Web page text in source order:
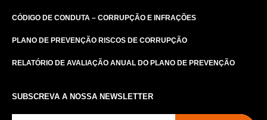
CÓDIGO DE CONDUTA – CORRUPÇÃO E INFRAÇÕES
PLANO DE PREVENÇÃO RISCOS DE CORRUPÇÃO
RELATÓRIO DE AVALIAÇÃO ANUAL DO PLANO DE PREVENÇÃO
SUBSCREVA A NOSSA NEWSLETTER